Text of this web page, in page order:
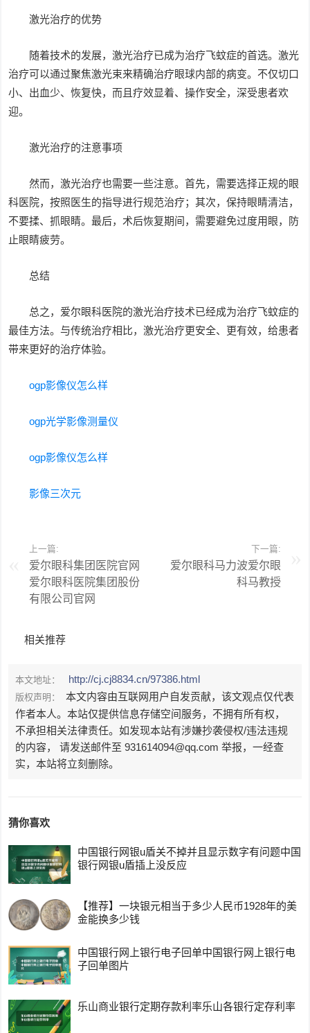
激光治疗的优势
随着技术的发展，激光治疗已成为治疗飞蚊症的首选。激光
治疗可以通过聚焦激光束来精确治疗眼球内部的病变。不仅切口
小、出血少、恢复快，而且疗效显着、操作安全，深受患者欢
迎。
激光治疗的注意事项
然而，激光治疗也需要一些注意。首先，需要选择正规的眼
科医院，按照医生的指导进行规范治疗；其次，保持眼睛清洁，
不要揉、抓眼睛。最后，术后恢复期间，需要避免过度用眼，防
止眼睛疲劳。
总结
总之，爱尔眼科医院的激光治疗技术已经成为治疗飞蚊症的
最佳方法。与传统治疗相比，激光治疗更安全、更有效，给患者
带来更好的治疗体验。
ogp影像仪怎么样
ogp光学影像测量仪
ogp影像仪怎么样
影像三次元
上一篇:
爱尔眼科集团医院官网
爱尔眼科医院集团股份
有限公司官网
下一篇:
爱尔眼科马力波爱尔眼
科马教授
相关推荐
本文地址： http://cj.cj8834.cn/97386.html
版权声明：
本文内容由互联网用户自发贡献，该文观点仅代表
作者本人。本站仅提供信息存储空间服务，不拥有所有权，
不承担相关法律责任。如发现本站有涉嫌抄袭侵权/违法违规
的内容， 请发送邮件至 931614094@qq.com 举报，一经查
实，本站将立刻删除。
猜你喜欢
中国银行网银u盾关不掉并且显示数字有问题中国
银行网银u盾插上没反应
【推荐】一块银元相当于多少人民币1928年的美
金能换多少钱
中国银行网上银行电子回单中国银行网上银行电
子回单图片
乐山商业银行定期存款利率乐山各银行定存利率